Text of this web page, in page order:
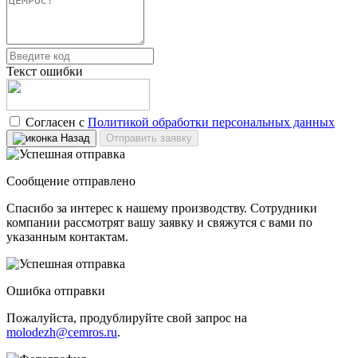
Текст ошибки
Согласен с Политикой обработки персональных данных
Назад Отправить заявку
Сообщение отправлено
Спасибо за интерес к нашему производству. Сотрудники
компании рассмотрят вашу заявку и свяжутся с вами по
указанным контактам.
Ошибка отправки
Пожалуйста, продублируйте свой запрос на
molodezh@cemros.ru.